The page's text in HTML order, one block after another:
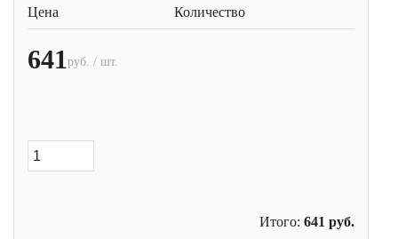
Цена Количество
641руб. / шт.
Итого: 641 руб.